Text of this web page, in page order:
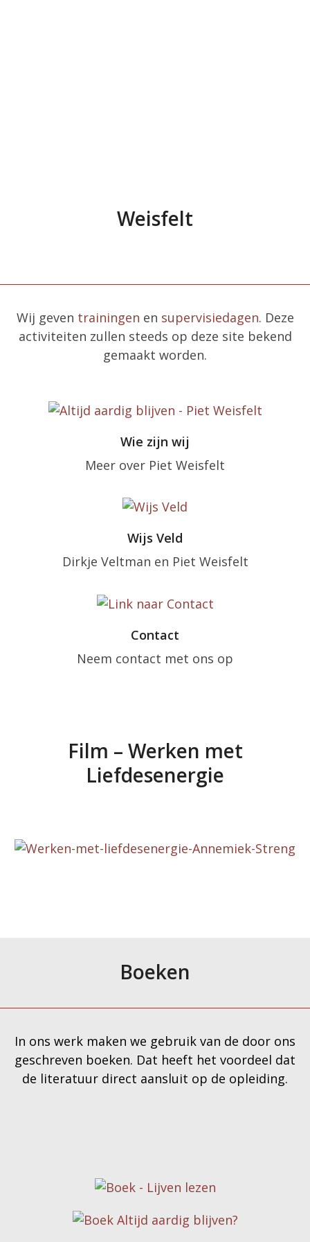
Weisfelt
Wij geven trainingen en supervisiedagen. Deze
activiteiten zullen steeds op deze site bekend
gemaakt worden.
Wie zijn wij
Meer over Piet Weisfelt
Wijs Veld
Dirkje Veltman en Piet Weisfelt
Contact
Neem contact met ons op
Film – Werken met
Liefdesenergie
Boeken
In ons werk maken we gebruik van de door ons
geschreven boeken. Dat heeft het voordeel dat
de literatuur direct aansluit op de opleiding.